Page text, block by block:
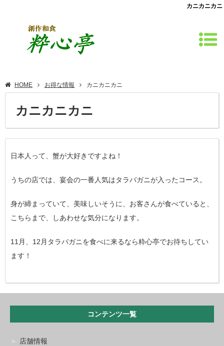
カニカニカニ
HOME お得な情報 カニカニカニ
カニカニカニ
日本人って、蟹が大好きですよね！
うちの店では、宴会の一番人気はタラバガニが入ったコース。
身が締まっていて、美味しいそうに、お客さんが食べていると、
こちらまで、しあわせな気分になります。
11月、12月タラバガニを食べに来るなら粋心亭でお待ちしてい
ます！
コンテンツ一覧
店舗情報